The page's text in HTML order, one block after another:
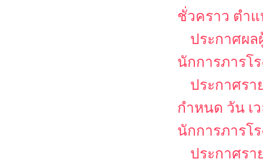
ชั่วคราว ตำแ
ประกาศผ
นักการภารโร
ประกาศรา
กำหนด วัน เ
นักการภารโร
ประกาศรา